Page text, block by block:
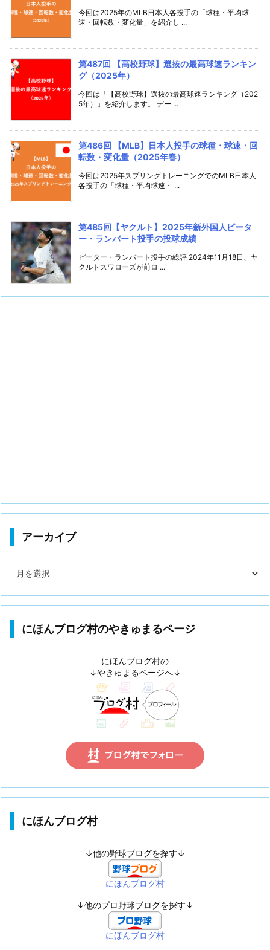
今回は2025年のMLB日本人各投手の「球種・平均球
速・回転数・変化量」を紹介し ...
第487回 【高校野球】選抜の最高球速ランキン
グ（2025年）
今回は「【高校野球】選抜の最高球速ランキング（202
5年）」を紹介します。 デー ...
第486回 【MLB】日本人投手の球種・球速・回
転数・変化量（2025年春）
今回は2025年スプリングトレーニングでのMLB日本人
各投手の「球種・平均球速・ ...
第485回【ヤクルト】2025年新外国人ピータ
ー・ランバート投手の投球成績
ピーター・ランバート投手の総評 2024年11月18日、ヤ
クルトスワローズが前ロ ...
アーカイブ
ー
イ
にほんブログ村のやきゅまるページ
にほんブログ村の
↓やきゅまるページへ↓
にほんブログ村
↓他の野球ブログを探す↓
にほんブログ村
↓他のプロ野球ブログを探す↓
にほんブログ村